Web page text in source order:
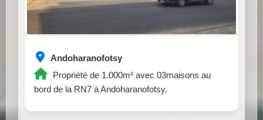
Andoharanofotsy
Propriété de 1.000m² avec 03maisons au
bord de la RN7 à Andoharanofotsy.